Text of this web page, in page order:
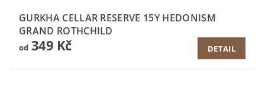
GURKHA CELLAR RESERVE 15Y HEDONISM
GRAND ROTHCHILD
od349 Kč DETAIL